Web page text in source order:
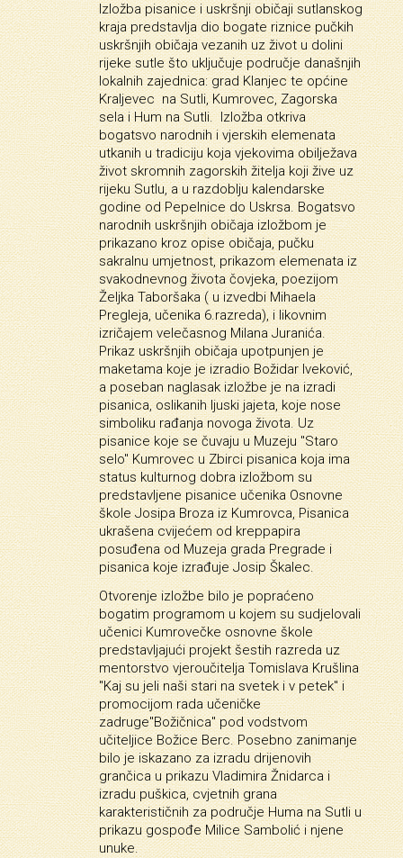
Izložba pisanice i uskršnji običaji sutlanskog
kraja predstavlja dio bogate riznice pučkih
uskršnjih običaja vezanih uz život u dolini
rijeke sutle što uključuje područje današnjih
lokalnih zajednica: grad Klanjec te općine
Kraljevec na Sutli, Kumrovec, Zagorska
sela i Hum na Sutli. Izložba otkriva
bogatsvo narodnih i vjerskih elemenata
utkanih u tradiciju koja vjekovima obilježava
život skromnih zagorskih žitelja koji žive uz
rijeku Sutlu, a u razdoblju kalendarske
godine od Pepelnice do Uskrsa. Bogatsvo
narodnih uskršnjih običaja izložbom je
prikazano kroz opise običaja, pučku
sakralnu umjetnost, prikazom elemenata iz
svakodnevnog života čovjeka, poezijom
Željka Taboršaka ( u izvedbi Mihaela
Pregleja, učenika 6.razreda), i likovnim
izričajem velečasnog Milana Juranića.
Prikaz uskršnjih običaja upotpunjen je
maketama koje je izradio Božidar Iveković,
a poseban naglasak izložbe je na izradi
pisanica, oslikanih ljuski jajeta, koje nose
simboliku rađanja novoga života. Uz
pisanice koje se čuvaju u Muzeju "Staro
selo" Kumrovec u Zbirci pisanica koja ima
status kulturnog dobra izložbom su
predstavljene pisanice učenika Osnovne
škole Josipa Broza iz Kumrovca, Pisanica
ukrašena cvijećem od kreppapira
posuđena od Muzeja grada Pregrade i
pisanica koje izrađuje Josip Škalec.
Otvorenje izložbe bilo je popraćeno
bogatim programom u kojem su sudjelovali
učenici Kumrovečke osnovne škole
predstavljajući projekt šestih razreda uz
mentorstvo vjeroučitelja Tomislava Krušlina
"Kaj su jeli naši stari na svetek i v petek" i
promocijom rada učeničke
zadruge"Božičnica" pod vodstvom
učiteljice Božice Berc. Posebno zanimanje
bilo je iskazano za izradu drijenovih
grančica u prikazu Vladimira Žnidarca i
izradu puškica, cvjetnih grana
karakterističnih za područje Huma na Sutli u
prikazu gospođe Milice Sambolić i njene
unuke.